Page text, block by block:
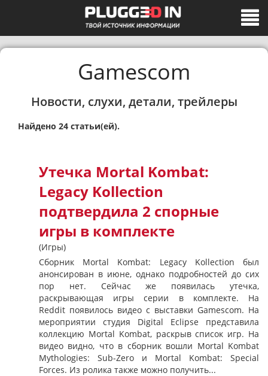
Gamescom
Новости, слухи, детали, трейлеры
Найдено 24 статьи(ей).
Утечка Mortal Kombat:
Legacy Kollection
подтвердила 2 спорные
игры в комплекте
(Игры)
Сборник Mortal Kombat: Legacy Kollection был
анонсирован в июне, однако подробностей до сих
пор нет. Сейчас же появилась утечка,
раскрывающая игры серии в комплекте. На
Reddit появилось видео с выставки Gamescom. На
мероприятии студия Digital Eclipse представила
коллекцию Mortal Kombat, раскрыв список игр. На
видео видно, что в сборник вошли Mortal Kombat
Mythologies: Sub-Zero и Mortal Kombat: Special
Forces. Из ролика также можно получить...